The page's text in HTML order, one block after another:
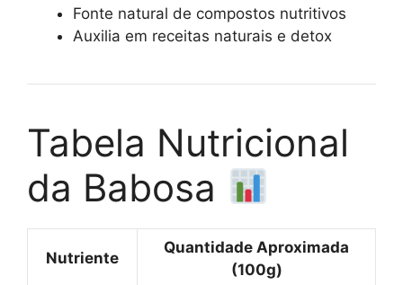
Fonte natural de compostos nutritivos
Auxilia em receitas naturais e detox
Tabela Nutricional
da Babosa
Nutriente
Quantidade Aproximada
(100g)